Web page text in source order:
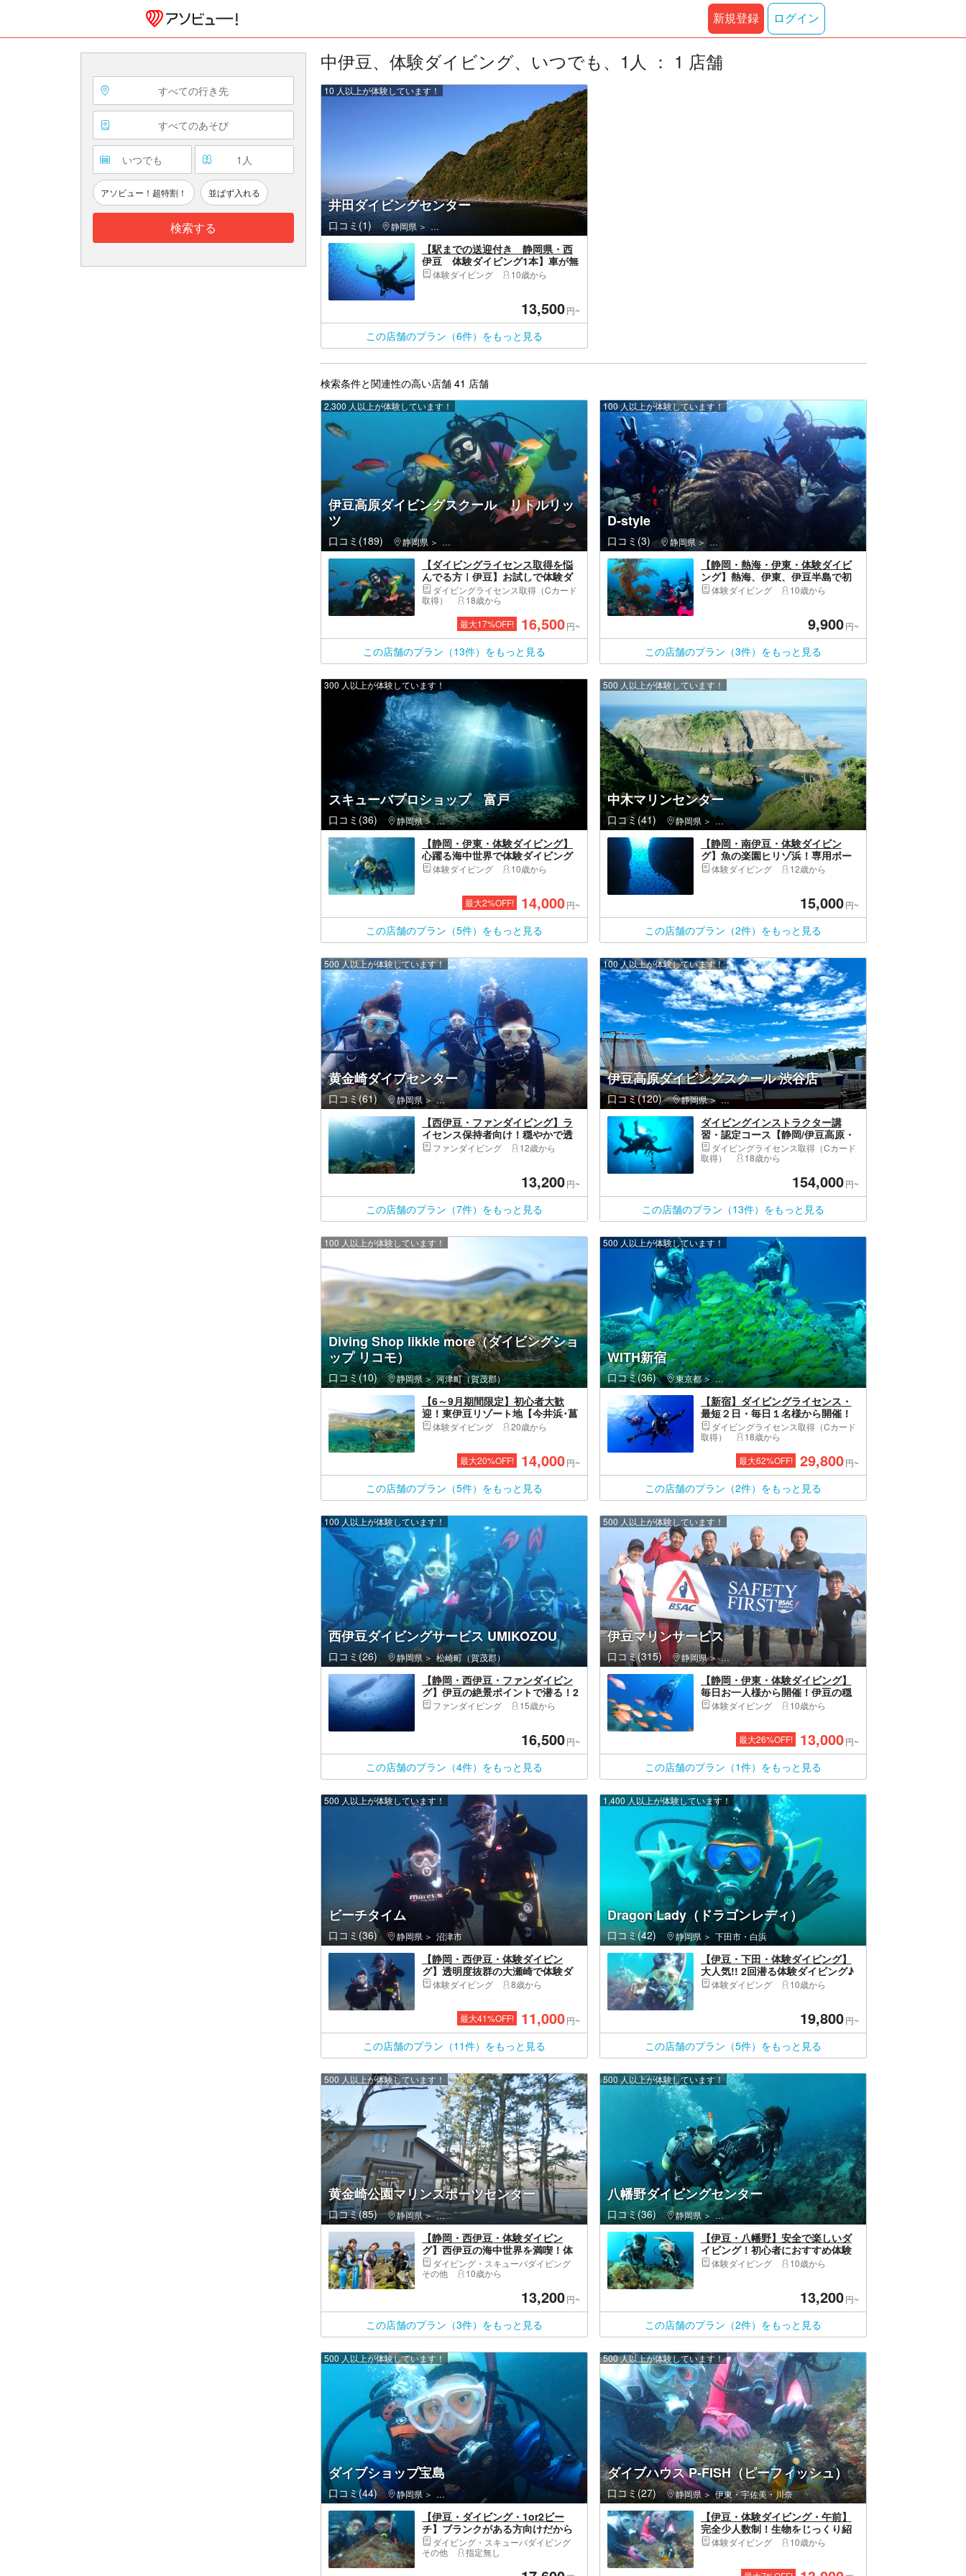
新規登録 ログイン
すべての行き先
すべてのあそび
いつでも 1 人
アソビュー！超特割！ 並ばず入れる
検索する
中伊豆、体験ダイビング、いつでも、1人 ： 1 店舗
井田ダイビングセンター
口コミ(1) 静岡県 伊豆の国市・伊豆長岡・大仁・韮山
10 人以上が体験しています！
【駅までの送迎付き 静岡県・西
伊豆 体験ダイビング1本】車が無
くても！
体験ダイビング 10歳から
13,500円~
この店舗のプラン（6件）をもっと見る
検索条件と関連性の高い店舗 41 店舗
伊豆高原ダイビングスクール リトルリッ
ツ
口コミ(189) 静岡県 伊東市・伊豆高原・城ヶ崎海岸
2,300 人以上が体験しています！
【ダイビングライセンス取得を悩
んでる方｜伊豆】お試しで体験ダ
イビング！ライセンスコースお申
込み体験ダイビングプラン料金無
料になります。
ダイビングライセンス取得（Cカード
取得）
18歳から
最大17%OFF! 16,500円~
この店舗のプラン（13件）をもっと見る
D-style
口コミ(3) 静岡県 熱海市・初島・南熱海・多賀・網代
100 人以上が体験しています！
【静岡・熱海・伊東・体験ダイビ
ング】熱海、伊東、伊豆半島で初
めての体験ダイビング
体験ダイビング 10歳から
9,900円~
この店舗のプラン（3件）をもっと見る
スキューバプロショップ 富戸
口コミ(36) 静岡県 伊東市・伊豆高原・城ヶ崎海岸
300 人以上が体験しています！
【静岡・伊東・体験ダイビング】
心躍る海中世界で体験ダイビング
（写真データ付き♪）
体験ダイビング 10歳から
最大2%OFF! 14,000円~
この店舗のプラン（5件）をもっと見る
中木マリンセンター
口コミ(41) 静岡県 南伊豆町（賀茂郡）・ヒリゾ浜・弓ヶ浜・下賀茂・石廊崎
500 人以上が体験しています！
【静岡・南伊豆・体験ダイビン
グ】魚の楽園ヒリゾ浜！専用ボー
トで行く、初めてのダイビング
体験ダイビング 12歳から
15,000円~
この店舗のプラン（2件）をもっと見る
黄金崎ダイブセンター
口コミ(61) 静岡県 西伊豆町（賀茂郡）・堂ヶ島
500 人以上が体験しています！
【西伊豆・ファンダイビング】ラ
イセンス保持者向け！穏やかで透
明度の高い海で楽しむ約6時間！西
ファンダイビング 12歳から
13,200円~
この店舗のプラン（7件）をもっと見る
伊豆高原ダイビングスクール 渋谷店
口コミ(120) 静岡県 伊東市・伊豆高原・城ヶ崎海岸
100 人以上が体験しています！
ダイビングインストラクター講
習・認定コース【静岡/伊豆高原・
東京/渋谷】18歳以上、高卒OK、
ダイビングを仕事にできます。
ップ、提案力、危機管理能力が育
つ、業界就職斡旋）
ダイビングライセンス取得（Cカード
取得）
18歳から
154,000円~
この店舗のプラン（13件）をもっと見る
Diving Shop likkle more（ダイビングショ
ップ リコモ）
口コミ(10) 静岡県 河津町（賀茂郡）
100 人以上が体験しています！
【6～9月期間限定】初心者大歓
迎！東伊豆リゾート地【今井浜･菖
蒲沢】体験ダイビング
体験ダイビング 20歳から
最大20%OFF! 14,000円~
この店舗のプラン（5件）をもっと見る
WITH新宿
口コミ(36) 東京都 新宿区・新宿・高田馬場・新大久保
500 人以上が体験しています！
【新宿】ダイビングライセンス・
最短２日・毎日１名様から開催！
ダイビングライセンス取得（Cカード
取得）
18歳から
最大62%OFF! 29,800円~
この店舗のプラン（2件）をもっと見る
西伊豆ダイビングサービス UMIKOZOU
口コミ(26) 静岡県 松崎町（賀茂郡）
100 人以上が体験しています！
【静岡・西伊豆・ファンダイビン
グ】伊豆の絶景ポイントで潜る！2
ボートダイビング
ファンダイビング 15歳から
16,500円~
この店舗のプラン（4件）をもっと見る
伊豆マリンサービス
口コミ(315) 静岡県 伊東市・伊豆高原・城ヶ崎海岸
500 人以上が体験しています！
【静岡・伊東・体験ダイビング】
毎日お一人様から開催！伊豆の穏
やかな海で体験ダイビング
体験ダイビング 10歳から
最大26%OFF! 13,000円~
この店舗のプラン（1件）をもっと見る
ビーチタイム
口コミ(36) 静岡県 沼津市
500 人以上が体験しています！
【静岡・西伊豆・体験ダイビン
グ】透明度抜群の大瀬崎で体験ダ
イビング！お客様のペースに合わ
ターにてお渡します 東京 静
岡 名古屋方面～参加大歓迎 eラ
ーニングで事前学習
体験ダイビング 8歳から
最大41%OFF! 11,000円~
この店舗のプラン（11件）をもっと見る
Dragon Lady（ドラゴンレディ）
口コミ(42) 静岡県 下田市・白浜
1,400 人以上が体験しています！
【伊豆・下田・体験ダイビング】
大人気!! 2回潜る体験ダイビング♪
体験ダイビング 10歳から
19,800円~
この店舗のプラン（5件）をもっと見る
黄金崎公園マリンスポーツセンター
口コミ(85) 静岡県 西伊豆町（賀茂郡）・堂ヶ島
500 人以上が体験しています！
【静岡・西伊豆・体験ダイビン
グ】西伊豆の海中世界を満喫！体
験ダイビングプラン
ダイビング・スキューバダイビング
その他
10歳から
13,200円~
この店舗のプラン（3件）をもっと見る
八幡野ダイビングセンター
口コミ(36) 静岡県 伊東市・伊豆高原・城ヶ崎海岸
500 人以上が体験しています！
【伊豆・八幡野】安全で楽しいダ
イビング！初心者におすすめ体験
プラン
体験ダイビング 10歳から
13,200円~
この店舗のプラン（2件）をもっと見る
ダイブショップ宝島
口コミ(44) 静岡県 伊東市・伊豆高原・城ヶ崎海岸
500 人以上が体験しています！
【伊豆・ダイビング・1or2ビー
チ】ブランクがある方向けだから
安心！リフレッシュダイビングプ
ラン
ダイビング・スキューバダイビング
その他
指定無し
ダイブハウス P-FISH（ピーフィッシュ）
口コミ(27) 静岡県 伊東・宇佐美・川奈
500 人以上が体験しています！
【伊豆・体験ダイビング・午前】
完全少人数制！生物をじっくり紹
介・たくさんのベストショット写
ペーン中（タオル・シャンプー・
体験ダイビング 10歳から